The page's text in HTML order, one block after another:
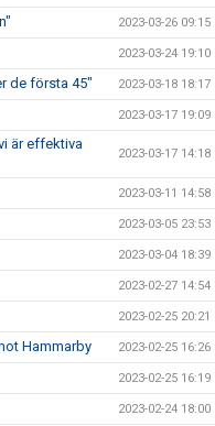
2023-03-26 09:15
2023-03-24 19:10
de första 45" 2023-03-18 18:17
2023-03-17 19:09
är effektiva
2023-03-17 14:18
2023-03-11 14:58
2023-03-05 23:53
2023-03-04 18:39
2023-02-27 14:54
2023-02-25 20:21
Hammarby 2023-02-25 16:26
2023-02-25 16:19
2023-02-24 18:00